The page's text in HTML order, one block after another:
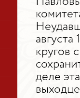
кругов
деле